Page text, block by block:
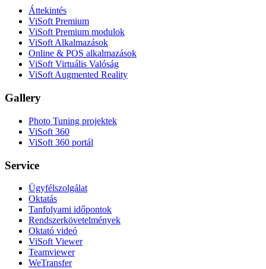
Áttekintés
ViSoft Premium
ViSoft Premium modulok
ViSoft Alkalmazások
Online & POS alkalmazások
ViSoft Virtuális Valóság
ViSoft Augmented Reality
Gallery
Photo Tuning projektek
ViSoft 360
ViSoft 360 portál
Service
Ügyfélszolgálat
Oktatás
Tanfolyami időpontok
Rendszerkövetelmények
Oktató videó
ViSoft Viewer
Teamviewer
WeTransfer